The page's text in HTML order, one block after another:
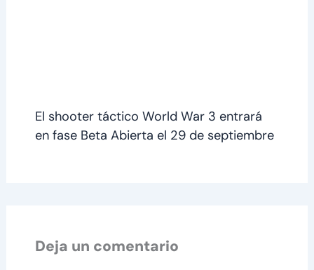
El shooter táctico World War 3 entrará
en fase Beta Abierta el 29 de septiembre
Deja un comentario